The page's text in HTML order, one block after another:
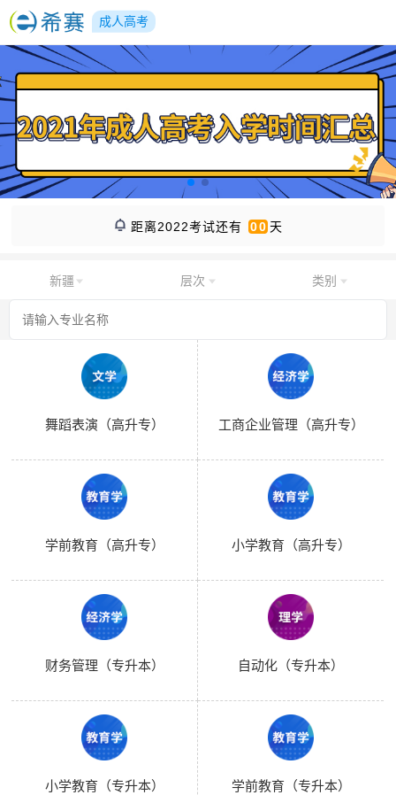
成人高考
距离2022考试还有 00 天
新疆 层次 类别
舞蹈表演（高升专） 工商企业管理（高升专）
学前教育（高升专） 小学教育（高升专）
财务管理（专升本） 自动化（专升本）
小学教育（专升本） 学前教育（专升本）